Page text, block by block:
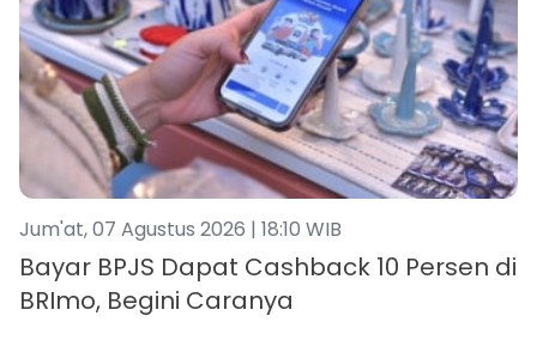
Jum'at, 07 Agustus 2026 | 18:10 WIB
Bayar BPJS Dapat Cashback 10 Persen di
BRImo, Begini Caranya